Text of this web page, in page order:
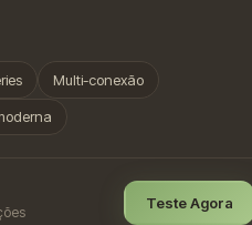
Multi-conexão
Teste Agora